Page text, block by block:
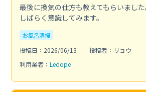
最後に換気の仕方も教えてもらいまし
しばらく意識してみます。
お風呂清掃
投稿日：2026/06/13
投稿者：リョウ
利用業者： Ledope